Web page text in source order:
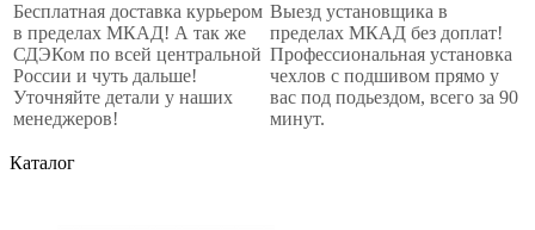
Бесплатная доставка курьером
в пределах МКАД! А так же
СДЭКом по всей центральной
России и чуть дальше!
Уточняйте детали у наших
менеджеров!
Выезд установщика в
пределах МКАД без доплат!
Профессиональная установка
чехлов с подшивом прямо у
вас под подьездом, всего за 90
минут.
Каталог